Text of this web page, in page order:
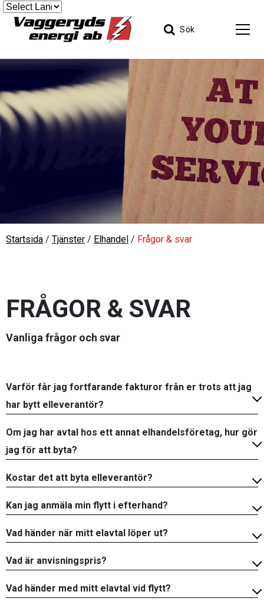
Sök
Startsida / Tjänster / Elhandel / Frågor & svar
FRÅGOR & SVAR
Vanliga frågor och svar
Varför får jag fortfarande fakturor från er trots att jag
har bytt elleverantör?
Om jag har avtal hos ett annat elhandelsföretag, hur gör
jag för att byta?
Kostar det att byta elleverantör?
Kan jag anmäla min flytt i efterhand?
Vad händer när mitt elavtal löper ut?
Vad är anvisningspris?
Vad händer med mitt elavtal vid flytt?